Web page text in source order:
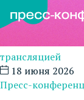
трансляцией
18 июня 2026
Пресс-